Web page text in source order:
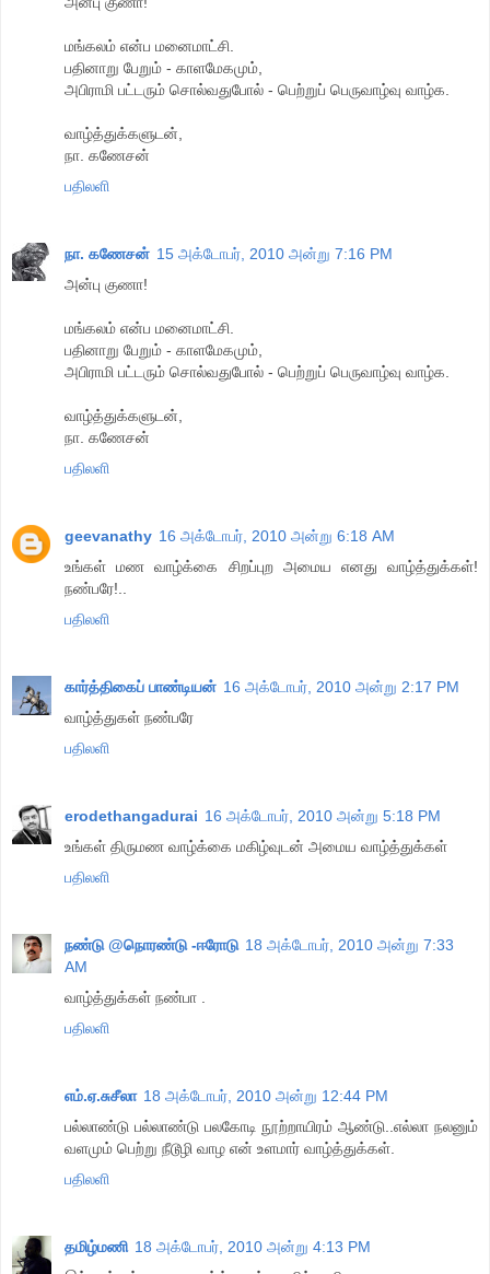
மங்கலம் என்ப மனைமாட்சி.
பதினாறு பேறும் - காளமேகமும்,
அபிராமி பட்டரும் சொல்வதுபோல் - பெற்றுப் பெருவாழ்வு வாழ்க.
வாழ்த்துக்களுடன்,
நா. கணேசன்
பதிலளி
நா. கணேசன் 15 அக்டோபர், 2010 அன்று 7:16 PM
அன்பு குணா!
மங்கலம் என்ப மனைமாட்சி.
பதினாறு பேறும் - காளமேகமும்,
அபிராமி பட்டரும் சொல்வதுபோல் - பெற்றுப் பெருவாழ்வு வாழ்க.
வாழ்த்துக்களுடன்,
நா. கணேசன்
பதிலளி
geevanathy 16 அக்டோபர், 2010 அன்று 6:18 AM
உங்கள் மண வாழ்க்கை சிறப்புற அமைய எனது வாழ்த்துக்கள்!
நண்பரே!..
பதிலளி
கார்த்திகைப் பாண்டியன் 16 அக்டோபர், 2010 அன்று 2:17 PM
வாழ்த்துகள் நண்பரே
பதிலளி
erodethangadurai 16 அக்டோபர், 2010 அன்று 5:18 PM
உங்கள் திருமண வாழ்க்கை மகிழ்வுடன் அமைய வாழ்த்துக்கள்
பதிலளி
நண்டு @நொரண்டு -ஈரோடு 18 அக்டோபர், 2010 அன்று 7:33
AM
வாழ்த்துக்கள் நண்பா .
பதிலளி
எம்.ஏ.சுசீலா 18 அக்டோபர், 2010 அன்று 12:44 PM
பல்லாண்டு பல்லாண்டு பலகோடி நூற்றாயிரம் ஆண்டு..எல்லா நலனும்
வளமும் பெற்று நீடூழி வாழ என் உளமார் வாழ்த்துக்கள்.
பதிலளி
தமிழ்மணி 18 அக்டோபர், 2010 அன்று 4:13 PM